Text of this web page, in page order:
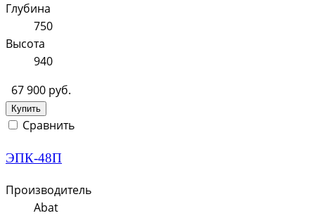
Глубина
750
Высота
940
67 900 руб.
Купить
Сравнить
ЭПК-48П
Производитель
Abat